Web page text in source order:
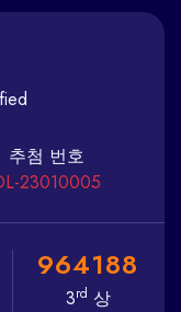
추첨 번호
23010005
964188
3rd 상